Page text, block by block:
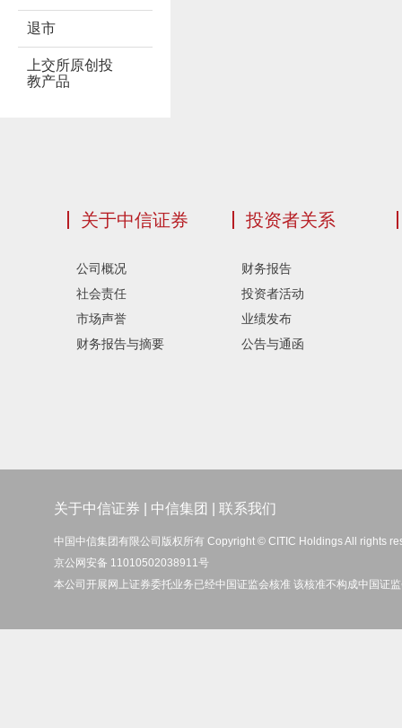
退市
上交所原创投
教产品
关于中信证券
公司概况
社会责任
市场声誉
财务报告与摘要
投资者关系
财务报告
投资者活动
业绩发布
公告与通函
关于中信证券 中信集团 联系我们
中国中信集团有限公司版权所有 Copyright © CITIC Holdings All rights
京公网安备 11010502038911号
本公司开展网上证券委托业务已经中国证监会核准 该核准不构成中国证